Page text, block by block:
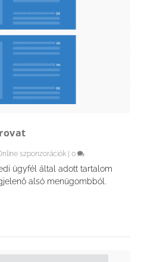
szponzorációk |0
ügyfél által adott tartalom
alsó menügombból.